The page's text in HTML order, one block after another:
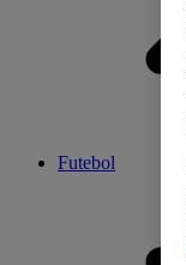
Futebol